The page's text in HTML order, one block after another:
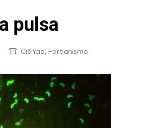
pulsa
Ciência, Fortianismo